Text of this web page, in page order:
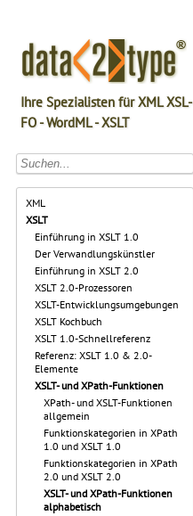
Ihre Spezialisten für XML XSL-
FO - WordML - XSLT
XML
XSLT
Einführung in XSLT 1.0
Der Verwandlungskünstler
Einführung in XSLT 2.0
XSLT 2.0-Prozessoren
XSLT-Entwicklungsumgebungen
XSLT Kochbuch
XSLT 1.0-Schnellreferenz
Referenz: XSLT 1.0 & 2.0-
Elemente
XSLT- und XPath-Funktionen
XPath- und XSLT-Funktionen
allgemein
Funktionskategorien in XPath
1.0 und XSLT 1.0
Funktionskategorien in XPath
2.0 und XSLT 2.0
XSLT- und XPath-Funktionen
alphabetisch